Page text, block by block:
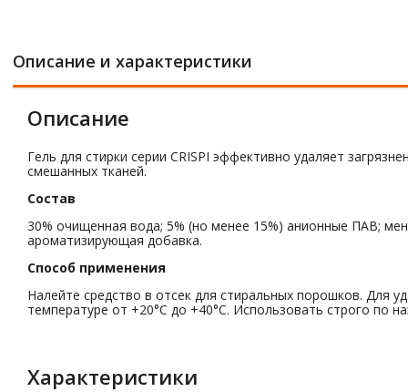
Описание и характеристики
Описание
Гель для стирки серии CRISPI эффективно удаляет
смешанных тканей.
Состав
30% очищенная вода; 5% (но менее 15%) анионные ПАВ;
ароматизирующая добавка.
Способ применения
Налейте средство в отсек для стиральных порошков. Для
температуре от +20°C до +40°C. Использовать строго по
Характеристики